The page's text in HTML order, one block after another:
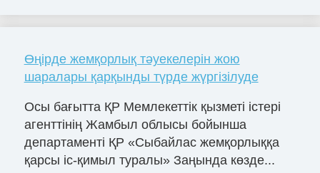
Өңірде жемқорлық тәуекелерін жою
шаралары қарқынды түрде жүргізілуде
Осы бағытта ҚР Мемлекеттік қызметі істері
агенттінің Жамбыл облысы бойынша
департаменті ҚР «Сыбайлас жемқорлыққа
қарсы іс-қимыл туралы» Заңында көзде...